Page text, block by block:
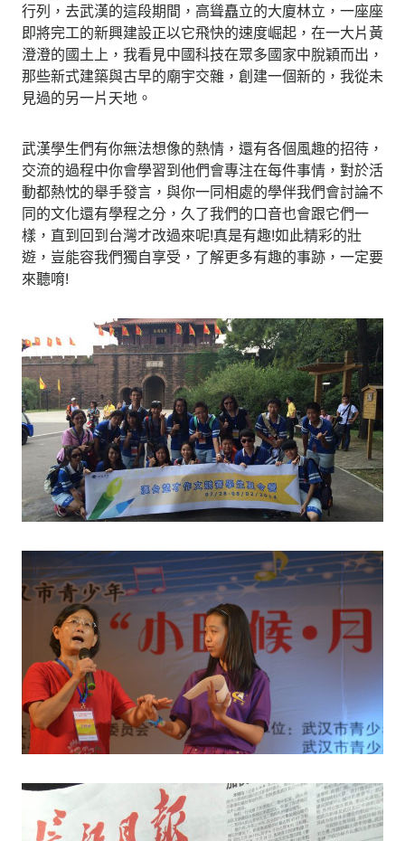
行列，去武漢的這段期間，高聳矗立的大廈林立，一座座
即將完工的新興建設正以它飛快的速度崛起，在一大片黃
澄澄的國土上，我看見中國科技在眾多國家中脫穎而出，
那些新式建築與古早的廟宇交雜，創建一個新的，我從未
見過的另一片天地。
武漢學生們有你無法想像的熱情，還有各個風趣的招待，
交流的過程中你會學習到他們會專注在每件事情，對於活
動都熱忱的舉手發言，與你一同相處的學伴我們會討論不
同的文化還有學程之分，久了我們的口音也會跟它們一
樣，直到回到台灣才改過來呢!真是有趣!如此精彩的壯
遊，豈能容我們獨自享受，了解更多有趣的事跡，一定要
來聽唷!